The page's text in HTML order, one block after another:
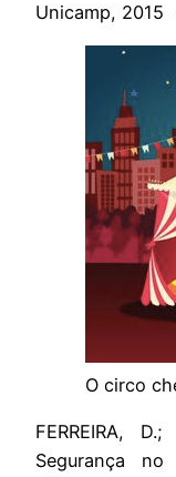
Unicamp, 2015
O circo
FERREIRA,
Segurança